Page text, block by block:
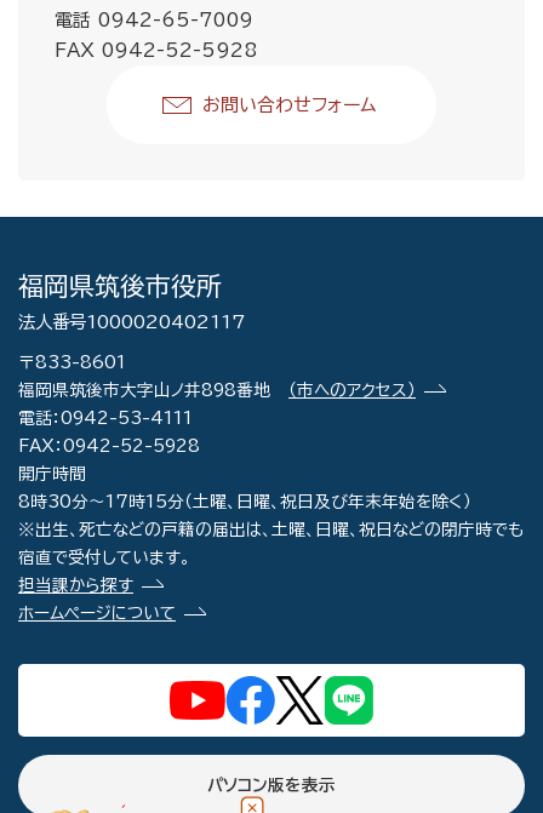
電話 0942-65-7009
FAX 0942-52-5928
お問い合わせフォーム
福岡県筑後市役所
法人番号1000020402117
〒833-8601
福岡県筑後市大字山ノ井898番地
（市へのアクセス）
電話：0942-53-4111
FAX：0942-52-5928
開庁時間
8時30分～17時15分（土曜、日曜、祝日及び年末年始を除く）
※出生、死亡などの戸籍の届出は、土曜、日曜、祝日などの閉庁時でも
宿直で受付しています。
担当課から探す
ホームページについて
パソコン版を表示